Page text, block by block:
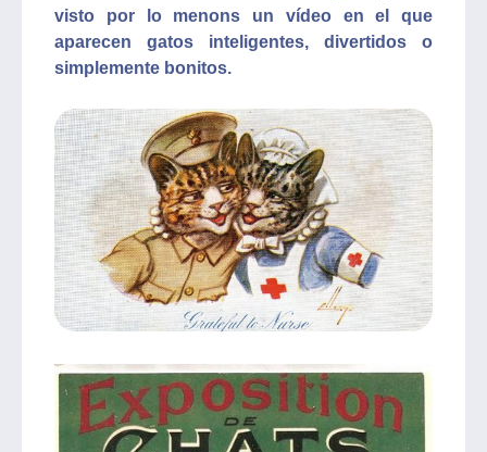
visto por lo menons un vídeo en el que
aparecen gatos inteligentes, divertidos o
simplemente bonitos.